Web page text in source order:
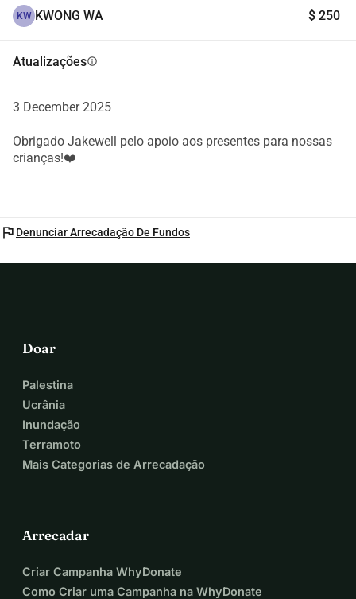
Nesta época especial, meu objetivo é arrecadar $100,000
hkd, após cobrir os custos mínimos do evento (por
de emergência do Po Leung Kuk para a infeliz tragédia em
Alternativamente, se você gostaria de doar diretamente
https://efms.poleungkuk.org.hk/forms/application/nQpz4y
Jrb27JdWLDX7wK
Stephanie Ho 何雁詩
KW KWONG WA $ 250
Atualizaçõesinfo
3 December 2025
Obrigado Jakewell pelo apoio aos presentes para nossas
crianças!❤️
flag Denunciar Arrecadação De Fundos
Doar
Palestina
Ucrânia
Inundação
Terramoto
Mais Categorias de Arrecadação
Arrecadar
Criar Campanha WhyDonate
Como Criar uma Campanha na WhyDonate